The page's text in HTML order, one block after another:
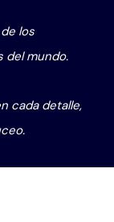
los
del mundo.
cada detalle,